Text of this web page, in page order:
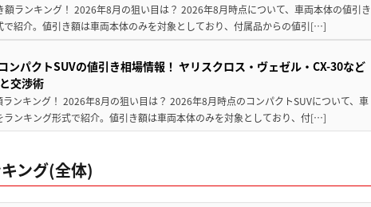
額ランキング！ 2026年8月の狙い目は？ 2026年8月時点について、車両本体の値引き
で紹介。値引き額は車両本体のみを対象としており、付属品からの値引[…]
ンパクトSUVの値引き相場情報！ ヤリスクロス・ヴェゼル・CX-30など
交渉術
ランキング！ 2026年8月の狙い目は？ 2026年8月時点のコンパクトSUVについて、車
ランキング形式で紹介。値引き額は車両本体のみを対象としており、付[…]
ング(全体)